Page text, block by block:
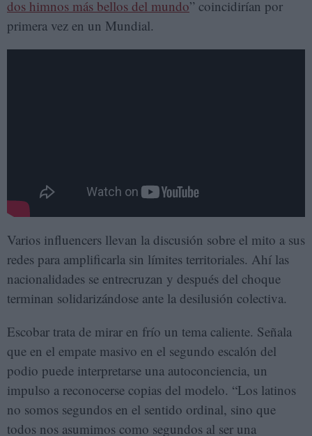
dos himnos más bellos del mundo” coincidirían por
primera vez en un Mundial.
Varios influencers llevan la discusión sobre el mito a sus
redes para amplificarla sin límites territoriales. Ahí las
nacionalidades se entrecruzan y después del choque
terminan solidarizándose ante la desilusión colectiva.
Escobar trata de mirar en frío un tema caliente. Señala
que en el empate masivo en el segundo escalón del
podio puede interpretarse una autoconciencia, un
impulso a reconocerse copias del modelo. “Los latinos
no somos segundos en el sentido ordinal, sino que
todos nos asumimos como segundos al ser una